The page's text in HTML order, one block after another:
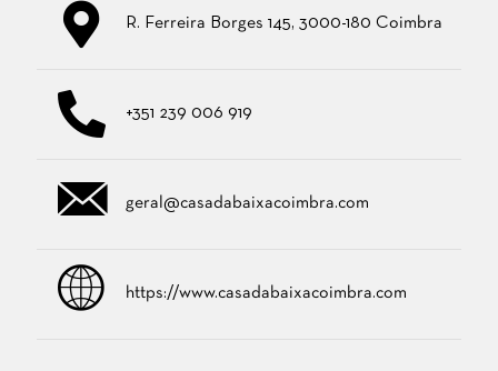
R. Ferreira Borges 145, 3000-180 Coimbra
+351 239 006 919
geral@casadabaixacoimbra.com
https://www.casadabaixacoimbra.com